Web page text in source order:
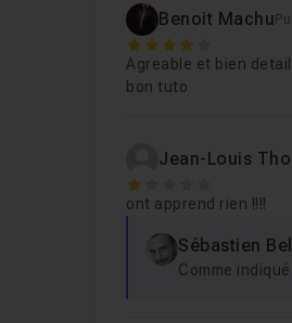
Benoit Machu
4
Agreable et bien
bon tuto
Jean-Louis
1
ont apprend rien !!!!
Sébastien
Comme